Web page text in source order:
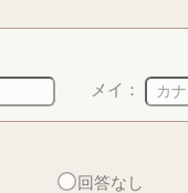
メイ：
回答なし